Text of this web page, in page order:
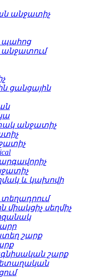
անջատիչ
պահոց
անջատում
ցանցային
անջատիչ
և կախովի
տեղադրում
միակցիչ սեղմիչ
շարք
շարք